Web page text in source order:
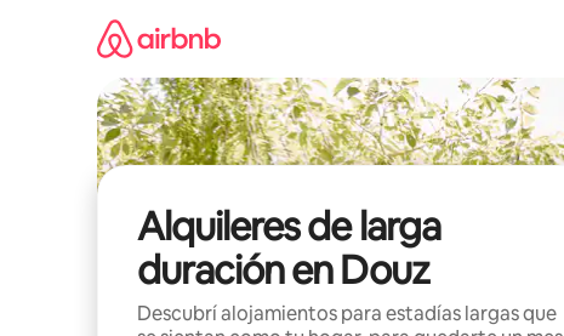
Alquileres de larga
duración en Douz
Descubrí alojamientos para estadías largas que